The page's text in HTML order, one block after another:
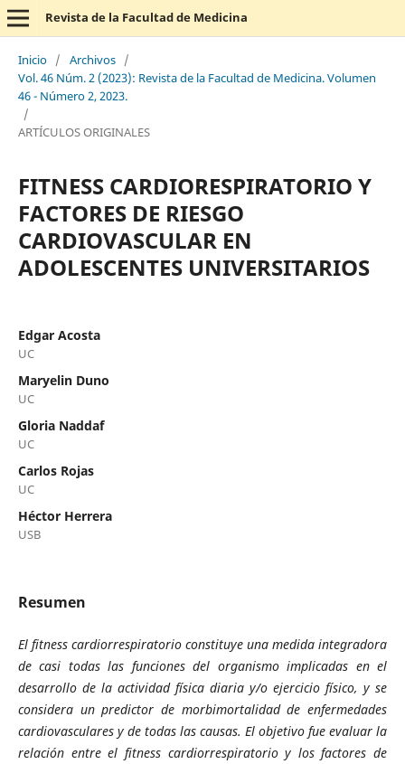
Revista de la Facultad de Medicina
Inicio / Archivos /
Vol. 46 Núm. 2 (2023): Revista de la Facultad de Medicina. Volumen
46 - Número 2, 2023.
/
ARTÍCULOS ORIGINALES
FITNESS CARDIORESPIRATORIO Y
FACTORES DE RIESGO
CARDIOVASCULAR EN
ADOLESCENTES UNIVERSITARIOS
Edgar Acosta
UC
Maryelin Duno
UC
Gloria Naddaf
UC
Carlos Rojas
UC
Héctor Herrera
USB
Resumen
El fitness cardiorrespiratorio constituye una medida integradora
de casi todas las funciones del organismo implicadas en el
desarrollo de la actividad física diaria y/o ejercicio físico, y se
considera un predictor de morbimortalidad de enfermedades
cardiovasculares y de todas las causas. El objetivo fueevaluar la
relación entre el fitness cardiorrespiratorio y los factores de